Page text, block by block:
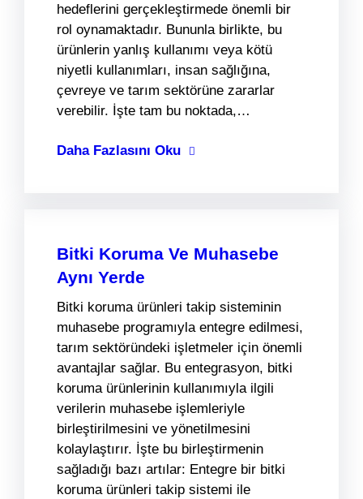
hedeflerini gerçekleştirmede önemli bir
rol oynamaktadır. Bununla birlikte, bu
ürünlerin yanlış kullanımı veya kötü
niyetli kullanımları, insan sağlığına,
çevreye ve tarım sektörüne zararlar
verebilir. İşte tam bu noktada,…
Daha Fazlasını Oku
Bitki Koruma Ve Muhasebe
Aynı Yerde
Bitki koruma ürünleri takip sisteminin
muhasebe programıyla entegre edilmesi,
tarım sektöründeki işletmeler için önemli
avantajlar sağlar. Bu entegrasyon, bitki
koruma ürünlerinin kullanımıyla ilgili
verilerin muhasebe işlemleriyle
birleştirilmesini ve yönetilmesini
kolaylaştırır. İşte bu birleştirmenin
sağladığı bazı artılar: Entegre bir bitki
koruma ürünleri takip sistemi ile